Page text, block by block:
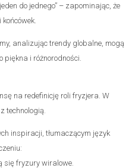
do jednego” – zapominając, że
analizując trendy globalne, mogą
piękna i różnorodności.
na redefinicję roli fryzjera. W
technologią.
inspiracji, tłumaczącym język
się fryzury wiralowe.